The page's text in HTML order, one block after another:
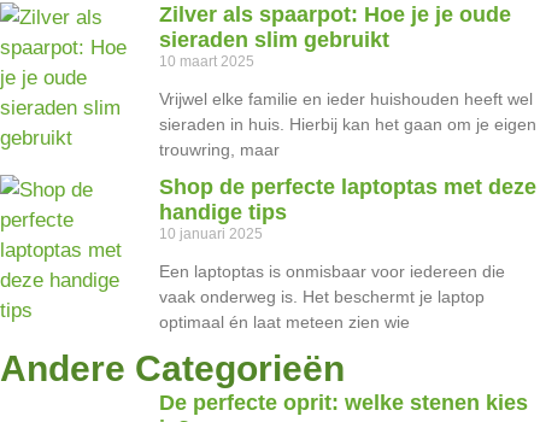
Zilver als spaarpot: Hoe je je oude
sieraden slim gebruikt
10 maart 2025
Vrijwel elke familie en ieder huishouden heeft wel
sieraden in huis. Hierbij kan het gaan om je eigen
trouwring, maar
Shop de perfecte laptoptas met deze
handige tips
10 januari 2025
Een laptoptas is onmisbaar voor iedereen die
vaak onderweg is. Het beschermt je laptop
optimaal én laat meteen zien wie
Andere Categorieën
De perfecte oprit: welke stenen kies